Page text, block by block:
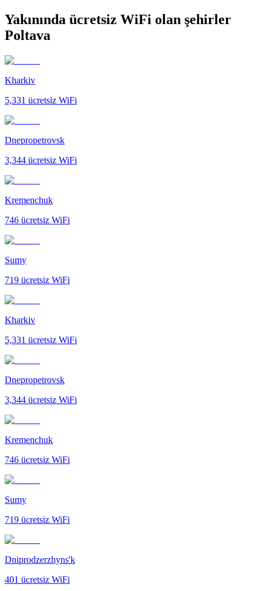
Yakınında ücretsiz WiFi olan şehirler
Poltava
Kharkiv
5,331 ücretsiz WiFi
Dnepropetrovsk
3,344 ücretsiz WiFi
Kremenchuk
746 ücretsiz WiFi
Sumy
719 ücretsiz WiFi
Kharkiv
5,331 ücretsiz WiFi
Dnepropetrovsk
3,344 ücretsiz WiFi
Kremenchuk
746 ücretsiz WiFi
Sumy
719 ücretsiz WiFi
Dniprodzerzhyns'k
401 ücretsiz WiFi